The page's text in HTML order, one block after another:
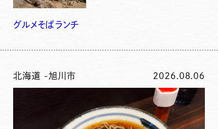
グルメそばランチ
北海道 -旭川市 2026.08.06